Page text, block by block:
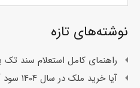
نوشته‌های تازه
راهنمای کامل استعلام سند
آیا خرید ملک در سال ۱۴۰۴ سود آور است؟